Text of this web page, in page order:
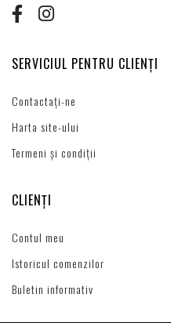
SERVICIUL PENTRU CLIENȚI
Contactați-ne
Harta site-ului
Termeni și condiții
CLIENȚI
Contul meu
Istoricul comenzilor
Buletin informativ